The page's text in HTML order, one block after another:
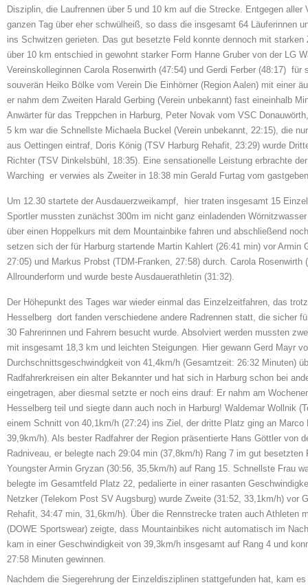
Disziplin, die Laufrennen über 5 und 10 km auf die Strecke. Entgegen aller
ganzen Tag über eher schwülheiß, so dass die insgesamt 64 Läuferinnen
ins Schwitzen gerieten. Das gut besetzte Feld konnte dennoch mit starken
über 10 km entschied in gewohnt starker Form Hanne Gruber von der LG
Vereinskolleginnen Carola Rosenwirth (47:54) und Gerdi Ferber (48:17)
souverän Heiko Bölke vom Verein Die Einhörner (Region Aalen) mit einer
er nahm dem Zweiten Harald Gerbing (Verein unbekannt) fast eineinhalb
Anwärter für das Treppchen in Harburg, Peter Novak vom VSC
5 km war die Schnellste Michaela Buckel (Verein unbekannt, 22:15), die
aus Oettingen eintraf, Doris König (TSV Harburg Rehafit, 23:29) wurde
Richter (TSV Dinkelsbühl, 18:35). Eine sensationelle Leistung erbrachte
Warching  er verwies als Zweiter in 18:38 min Gerald Furtag vom
Um 12.30 startete der Ausdauerzweikampf, hier traten insgesamt 15
Sportler mussten zunächst 300m im nicht ganz einladenden
über einen Hoppelkurs mit dem Mountainbike fahren und abschließend
setzen sich der für Harburg startende Martin Kahlert (26:41 min) vor Armin
27:05) und Markus Probst (TDM-Franken, 27:58) durch. Carola
Allrounderform und wurde beste Ausdauerathletin (31:32).
Der Höhepunkt des Tages war wieder einmal das Einzelzeitfahren, das
Hesselberg  dort fanden verschiedene andere Radrennen statt, die sicher
30 Fahrerinnen und Fahrern besucht wurde. Absolviert werden mussten
mit insgesamt 18,3 km und leichten Steigungen. Hier gewann Gerd Mayr
Durchschnittsgeschwindgkeit von 41,4km/h (Gesamtzeit: 26:32 Minuten)
Radfahrerkreisen ein alter Bekannter und hat sich in Harburg schon bei
eingetragen, aber diesmal setzte er noch eins drauf: Er nahm am
Hesselberg teil und siegte dann auch noch in Harburg! Waldemar Wollnik
einem Schnitt von 40,1km/h (27:24) ins Ziel, der dritte Platz ging an Marco
39,9km/h). Als bester Radfahrer der Region präsentierte Hans Göttler von
Radniveau, er belegte nach 29:04 min (37,8km/h) Rang 7 im gut besetzten
Youngster Armin Gryzan (30:56, 35,5km/h) auf Rang 15. Schnellste Frau
belegte im Gesamtfeld Platz 22, pedalierte in einer rasanten
Netzker (Telekom Post SV Augsburg) wurde Zweite (31:52, 33,1km/h) vor
Rehafit, 34:47 min, 31,6km/h). Über die Rennstrecke traten auch Athleten
(DOWE Sportswear) zeigte, dass Mountainbikes nicht automatisch im
kam in einer Geschwindigkeit von 39,3km/h insgesamt auf Rang 4 und
27:58 Minuten gewinnen.
Nachdem die Siegerehrung der Einzeldisziplinen stattgefunden hat, kam es